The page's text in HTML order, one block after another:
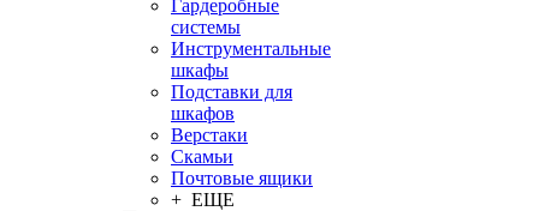
Гардеробные
системы
Инструментальные
шкафы
Подставки для
шкафов
Верстаки
Скамьи
Почтовые ящики
+ ЕЩЕ